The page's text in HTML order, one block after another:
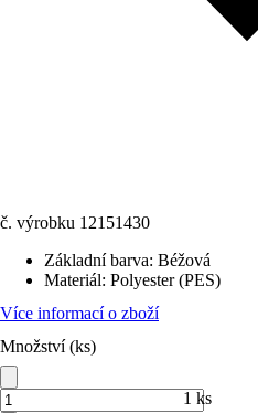
č. výrobku 12151430
Základní barva: Béžová
Materiál: Polyester (PES)
Více informací o zboží
Množství (ks)
1 ks